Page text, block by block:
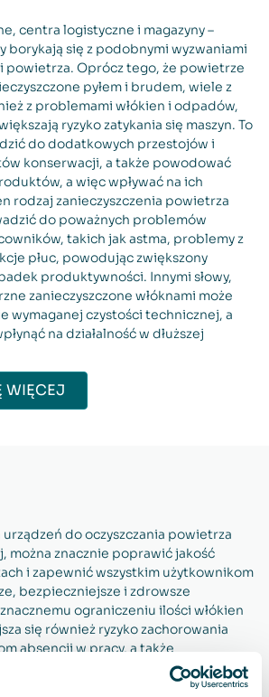
centra logistyczne i magazyny –
borykają się z podobnymi wyzwaniami
powietrza. Oprócz tego, że powietrze
pyłem i brudem, wiele z
z problemami włókien i odpadów,
ryzyko zatykania się maszyn. To
do dodatkowych przestojów i
konserwacji, a także powodować
a więc wpływać na ich
rodzaj zanieczyszczenia powietrza
do poważnych problemów
takich jak astma, problemy z
płuc, powodując zwiększony
produktywności. Innymi słowy,
zanieczyszczone włóknami może
wymaganej czystości technicznej, a
na działalność w dłuższej
WIĘCEJ
urządzeń do oczyszczania powietrza
można znacznie poprawić jakość
i zapewnić wszystkim użytkownikom
bezpieczniejsze i zdrowsze
ograniczeniu ilości włókien
się również ryzyko zachorowania
absencji w pracy, a także
z oddychaniem, co w rezultacie
produktywności. Większa